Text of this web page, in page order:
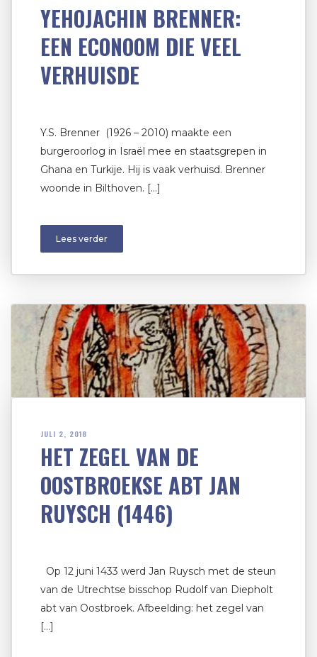
YEHOJACHIN BRENNER:
EEN ECONOOM DIE VEEL
VERHUISDE
Y.S. Brenner (1926 – 2010) maakte een
burgeroorlog in Israël mee en staatsgrepen in
Ghana en Turkije. Hij is vaak verhuisd. Brenner
woonde in Bilthoven. […]
Lees verder
JULI 2, 2018
HET ZEGEL VAN DE
OOSTBROEKSE ABT JAN
RUYSCH (1446)
Op 12 juni 1433 werd Jan Ruysch met de steun
van de Utrechtse bisschop Rudolf van Diepholt
abt van Oostbroek. Afbeelding: het zegel van
[…]